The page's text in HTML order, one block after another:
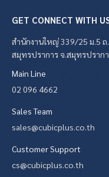
GET CONNECT WITH
สำนักงานใหญ่ 339/25 ม.5
สมุทรปราการ จ.สมุทรปราก
Main Line
02 096 4662
Sales Team
sales@cubicplus.co.th
Customer Support
cs@cubicplus.co.th